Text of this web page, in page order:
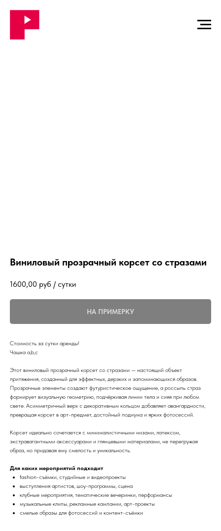
Виниловый прозрачный корсет со стразами
1600,00 руб / сутки
НА ПРИМЕРКУ
Стоимость за сутки аренды!
Чашка a,b,c
Этот виниловый прозрачный корсет со стразами — настоящий объект
притяжения, созданный для эффектных, дерзких и запоминающихся образов.
Прозрачные элементы создают футуристическое ощущение, а россыпь страз
формирует визуальную геометрию, подчёркивая линии тела и сияя при любом
свете. Асимметричный верх с декоративным кольцом добавляет авангардности,
превращая корсет в арт-предмет, достойный подиума и ярких фотосессий.
Корсет идеально сочетается с минималистичными низами, латексом,
экстравагантными аксессуарами и глянцевыми материалами, не перегружая
образ, но придавая ему смелость и уникальность.
Для каких мероприятий подходит
fashion-съёмки, студийные и видеопроекты
выступления артистов, шоу-программы, сцена
клубные мероприятия, тематические вечеринки, перформансы
музыкальные клипы, рекламные кампании, арт-проекты
смелые образы для фотосессий и контент-съёмки